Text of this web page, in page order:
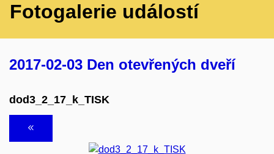
Fotogalerie událostí
2017-02-03 Den otevřených dveří
dod3_2_17_k_TISK